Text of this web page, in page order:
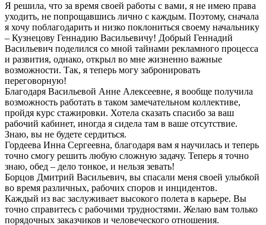
Я решила, что за время своей работы с вами, я не имею права
уходить, не попрощавшись лично с каждым. Поэтому, сначала
я хочу поблагодарить и низко поклониться своему начальнику
– Кузнецову Геннадию Васильевичу! Добрый Геннадий
Васильевич поделился со мной тайнами рекламного процесса
и развития, однако, открыл во мне жизненно важные
возможности. Так, я теперь могу забронировать
переговорную!
Благодаря Васильевой Анне Алексеевне, я вообще получила
возможность работать в таком замечательном коллективе,
пройдя курс стажировки. Хотела сказать спасибо за ваш
рабочий кабинет, иногда я сидела там в ваше отсутствие.
Знаю, вы не будете сердиться.
Гордеева Инна Сергеевна, благодаря вам я научилась и теперь
точно смогу решить любую сложную задачу. Теперь я точно
знаю, обед – дело тонкое, и нельзя зевать!
Борцов Дмитрий Васильевич, вы спасали меня своей улыбкой
во время различных, рабочих споров и инцидентов.
Каждый из вас заслуживает высокого полета в карьере. Вы
точно справитесь с рабочими трудностями. Желаю вам только
порядочных заказчиков и человеческого отношения.